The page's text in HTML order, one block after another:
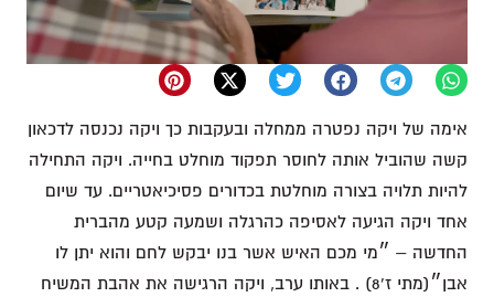
אימה של ויקה נפטרה ממחלה ובעקבות כך ויקה נכנסה לדכאון
קשה שהוביל אותה לחוסר תפקוד מוחלט בחייה. ויקה התחילה
להיות תלויה בצורה מוחלטת בכדורים פסיכיאטריים. עד שיום
אחד ויקה הגיעה לאסיפה כהרגלה ושמעה קטע מהברית
החדשה – ״מי מכם האיש אשר בנו יבקש לחם והוא יתן לו
אבן״(מתי ז'8) . באותו ערב, ויקה הרגישה את אהבת המשיח